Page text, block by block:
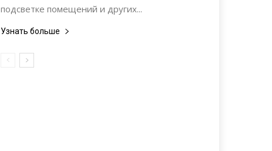
подсветке помещений и других...
Узнать больше